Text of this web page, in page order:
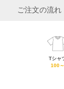
ご注文の流れ
Tシャ
100～